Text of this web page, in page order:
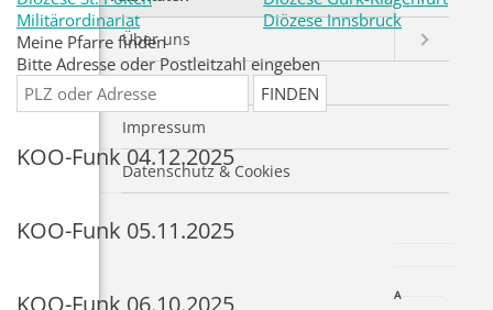
Über uns
EN|FR|ES
Impressum
Datenschutz & Cookies
A
Militärordinariat
Diözese Innsbruck
Meine Pfarre finden
Bitte Adresse oder Postleitzahl eingeben
KOO-Funk 04.12.2025
KOO-Funk 05.11.2025
KOO-Funk 06.10.2025